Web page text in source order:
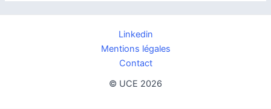
Linkedin
Mentions légales
Contact
© UCE 2026